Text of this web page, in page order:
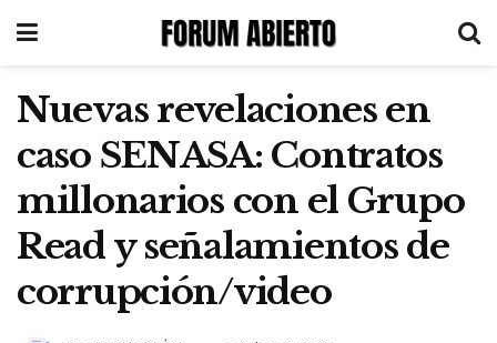
Nuevas revelaciones en
caso SENASA: Contratos
millonarios con el Grupo
Read y señalamientos de
corrupción/video